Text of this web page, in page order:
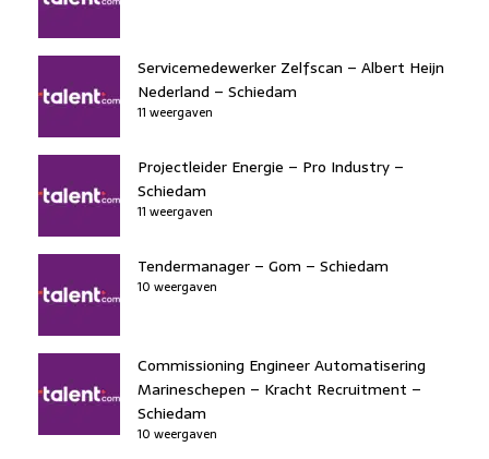
Servicemedewerker Zelfscan – Albert Heijn
Nederland – Schiedam
11 weergaven
Projectleider Energie – Pro Industry –
Schiedam
11 weergaven
Tendermanager – Gom – Schiedam
10 weergaven
Commissioning Engineer Automatisering
Marineschepen – Kracht Recruitment –
Schiedam
10 weergaven